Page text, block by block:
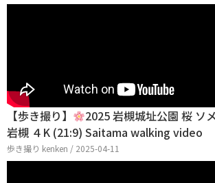
【歩き撮り】
2025 岩槻城址公園 桜 ソ
岩槻 ４K (21:9) Saitama walking video
歩き撮り kenken / 2025-04-11